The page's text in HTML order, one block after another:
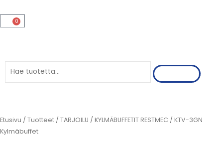
sisältöön
0
Cart
Search
Etusivu / Tuotteet / TARJOILU / KYLMÄBUFFETIT RESTMEC / KTV-3GN
Kylmäbuffet